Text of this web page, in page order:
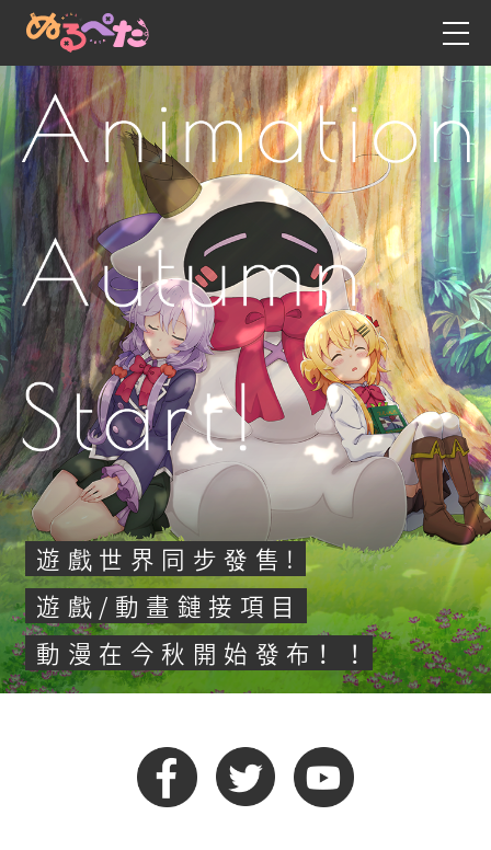
日語
英語
中文- 繁體字
中文 - 簡體字
新聞資訊
博客
動漫
故事
遊戲
人物角色
工作人員・演員
作品
語言
日語
英語
中文 - 簡體字
遊戲世界同步發售!
遊戲/動畫鏈接項目
動漫在今秋開始發布！ ！